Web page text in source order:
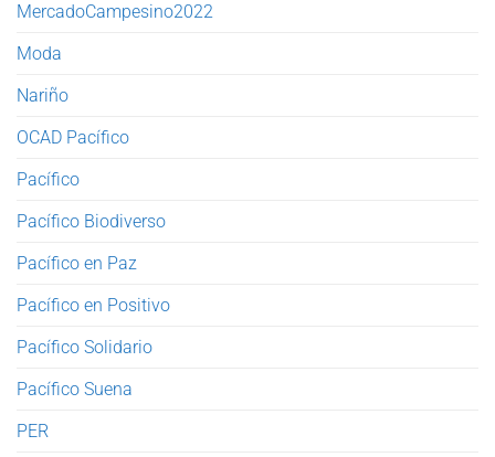
MercadoCampesino2022
Moda
Nariño
OCAD Pacífico
Pacífico
Pacífico Biodiverso
Pacífico en Paz
Pacífico en Positivo
Pacífico Solidario
Pacífico Suena
PER